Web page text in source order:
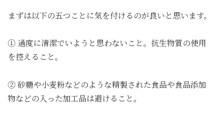
まずは以下の五つことに気を付けるのが良いと思います。
① 過度に清潔でいようと思わないこと。抗生物質の使用
を控えること。
② 砂糖や小麦粉などのような精製された食品や食品添加
物などの入った加工品は避けること。